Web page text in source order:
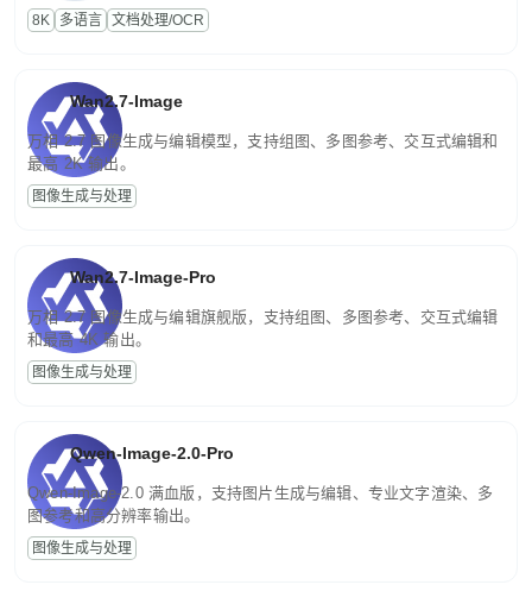
为便于存储、检索和二次处理的结构化结果。
8K 多语言 文档处理/OCR
Wan2.7-Image
万相 2.7 图像生成与编辑模型，支持组图、多图参考、交互式编辑和
最高 2K 输出。
图像生成与处理
Wan2.7-Image-Pro
万相 2.7 图像生成与编辑旗舰版，支持组图、多图参考、交互式编辑
和最高 4K 输出。
图像生成与处理
Qwen-Image-2.0-Pro
Qwen-Image-2.0 满血版，支持图片生成与编辑、专业文字渲染、多
图参考和高分辨率输出。
图像生成与处理